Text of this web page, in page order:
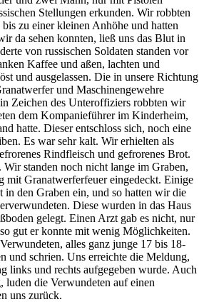
Stellungen erkunden. Wir robbten
zu einer kleinen Anhöhe und hatten
da sehen konnten, ließ uns das Blut in
von russischen Soldaten standen vor
Kaffee und aßen, lachten und
und ausgelassen. Die in unsere Richtung
und Maschinengewehre
Zeichen des Unteroffiziers robbten wir
dem Kompanieführer im Kinderheim,
hatte. Dieser entschloss sich, noch eine
Es war sehr kalt. Wir erhielten als
Rindfleisch und gefrorenes Brot.
standen noch nicht lange im Graben,
mit Granatwerferfeuer eingedeckt. Einige
in den Graben ein, und so hatten wir die
Diese wurden in das Haus
gelegt. Einen Arzt gab es nicht, nur
gut er konnte mit wenig Möglichkeiten.
alles ganz junge 17 bis 18-
und schrien. Uns erreichte die Meldung,
links und rechts aufgegeben wurde. Auch
luden die Verwundeten auf einen
uns zurück.